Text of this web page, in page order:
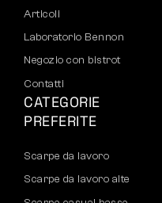
Articoli
Laboratorio Bennon
Negozio con bistrot
Contatti
CATEGORIE
PREFERITE
Scarpe da lavoro
Scarpe da lavoro alte